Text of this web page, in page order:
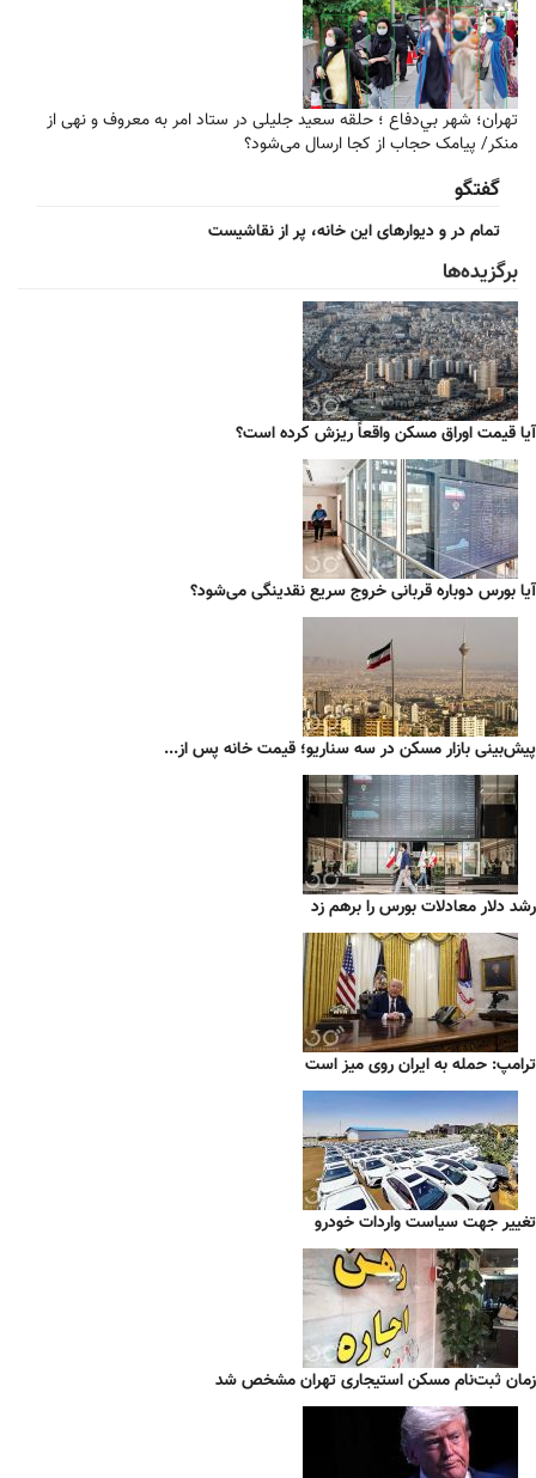
تهران؛ شهر بي‌دفاع ؛ حلقه سعید جلیلی در ستاد امر به معروف و نهی از
منکر/ پیامک حجاب از کجا ارسال می‌شود؟
گفتگو
تمام در و دیوارهای این خانه، پر از نقاشیست
برگزیده‌ها
آیا قیمت اوراق مسکن واقعاً ریزش کرده است؟
آیا بورس دوباره قربانی خروج سریع نقدینگی می‌شود؟
پیش‌بینی بازار مسکن در سه سناریو؛ قیمت خانه پس از...
رشد دلار معادلات بورس را برهم زد
ترامپ: حمله به ایران روی میز است
تغییر جهت سیاست واردات خودرو
زمان ثبت‌نام مسکن استیجاری تهران مشخص شد